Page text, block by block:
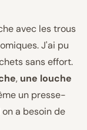
avec les trous
J'ai pu
sans effort.
, une louche
un presse-
a besoin de